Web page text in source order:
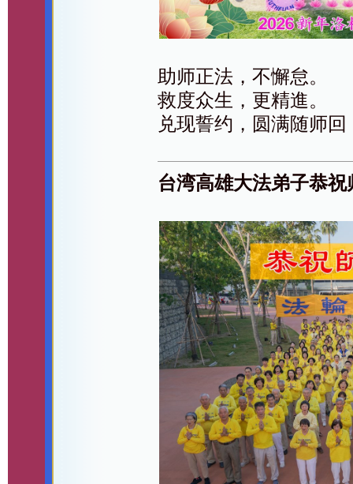
助师正法，不懈怠。
救度众生，更精進。
兑现誓约，圆满随师回
台湾高雄大法弟子恭